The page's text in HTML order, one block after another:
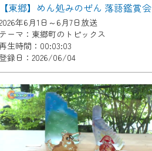
【東郷】めん処みのぜん 落語鑑賞会
年6月1日～6月7日放送
テーマ：東郷町のトピックス
生時間：00:03:03
録日：2026/06/04
目瞭然。
でも！
ます！
、
が必要となります。